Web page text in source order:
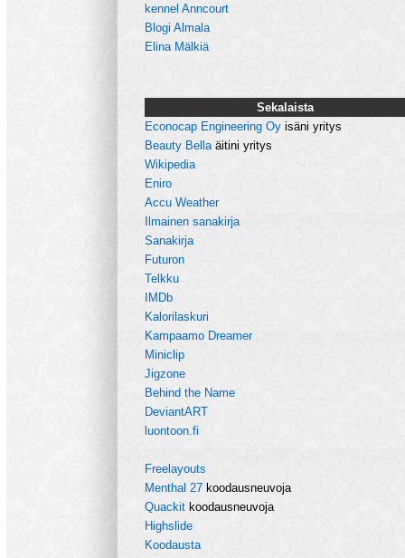
kennel Anncourt
Blogi Almala
Elina Mälkiä
Sekalaista
Econocap Engineering Oy isäni yritys
Beauty Bella äitini yritys
Wikipedia
Eniro
Accu Weather
Ilmainen sanakirja
Sanakirja
Futuron
Telkku
IMDb
Kalorilaskuri
Kampaamo Dreamer
Miniclip
Jigzone
Behind the Name
DeviantART
luontoon.fi
Freelayouts
Menthal 27 koodausneuvoja
Quackit koodausneuvoja
Highslide
Koodausta